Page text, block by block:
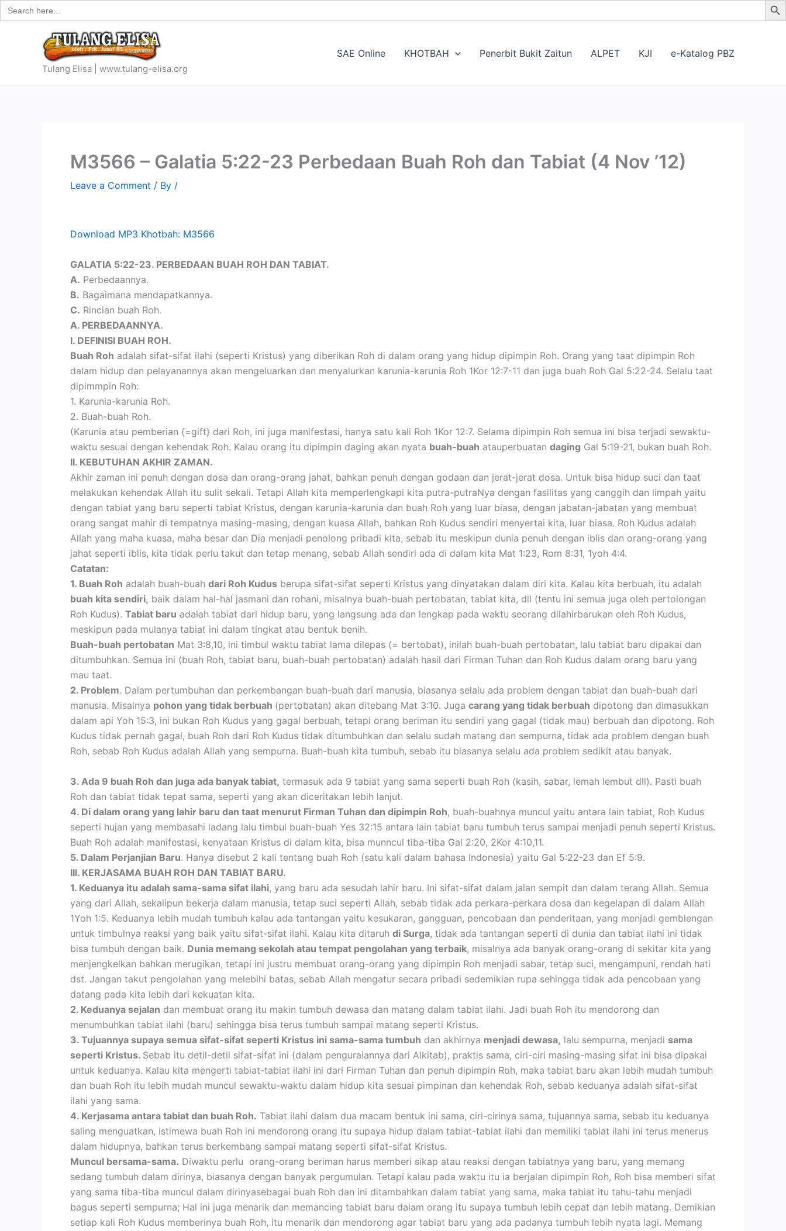
Search
for:
Skip
to
Tulang Elisa | www.tulang-elisa.org
SAE Online KHOTBAH Penerbit Bukit Zaitun ALPET KJI e-Katalog PBZ
M3566 – Galatia 5:22-23 Perbedaan Buah Roh dan Tabiat (4 Nov ’12)
Leave a Comment / By /
Download MP3 Khotbah: M3566
GALATIA 5:22-23. PERBEDAAN BUAH ROH DAN TABIAT.
A. Perbedaannya.
B. Bagaimana mendapatkannya.
C. Rincian buah Roh.
A. PERBEDAANNYA.
I. DEFINISI BUAH ROH.
Buah Roh adalah sifat-sifat ilahi (seperti Kristus) yang diberikan Roh di dalam orang yang hidup dipimpin Roh. Orang yang taat dipimpin Roh
dalam hidup dan pelayanannya akan mengeluarkan dan menyalurkan karunia-karunia Roh 1Kor 12:7-11 dan juga buah Roh Gal 5:22-24. Selalu taat
dipimmpin Roh:
1. Karunia-karunia Roh.
2. Buah-buah Roh.
(Karunia atau pemberian {=gift} dari Roh, ini juga manifestasi, hanya satu kali Roh 1Kor 12:7. Selama dipimpin Roh semua ini bisa terjadi sewaktu-
waktu sesuai dengan kehendak Roh. Kalau orang itu dipimpin daging akan nyata buah-buah atauperbuatan daging Gal 5:19-21, bukan buah Roh.
II. KEBUTUHAN AKHIR ZAMAN.
Akhir zaman ini penuh dengan dosa dan orang-orang jahat, bahkan penuh dengan godaan dan jerat-jerat dosa. Untuk bisa hidup suci dan taat
melakukan kehendak Allah itu sulit sekali. Tetapi Allah kita memperlengkapi kita putra-putraNya dengan fasilitas yang canggih dan limpah yaitu
dengan tabiat yang baru seperti tabiat Kristus, dengan karunia-karunia dan buah Roh yang luar biasa, dengan jabatan-jabatan yang membuat
orang sangat mahir di tempatnya masing-masing, dengan kuasa Allah, bahkan Roh Kudus sendiri menyertai kita, luar biasa. Roh Kudus adalah
Allah yang maha kuasa, maha besar dan Dia menjadi penolong pribadi kita, sebab itu meskipun dunia penuh dengan iblis dan orang-orang yang
jahat seperti iblis, kita tidak perlu takut dan tetap menang, sebab Allah sendiri ada di dalam kita Mat 1:23, Rom 8:31, 1yoh 4:4.
Catatan:
1. Buah Roh adalah buah-buah dari Roh Kudus berupa sifat-sifat seperti Kristus yang dinyatakan dalam diri kita. Kalau kita berbuah, itu adalah
buah kita sendiri, baik dalam hal-hal jasmani dan rohani, misalnya buah-buah pertobatan, tabiat kita, dll (tentu ini semua juga oleh pertolongan
Roh Kudus). Tabiat baru adalah tabiat dari hidup baru, yang langsung ada dan lengkap pada waktu seorang dilahirbarukan oleh Roh Kudus,
meskipun pada mulanya tabiat ini dalam tingkat atau bentuk benih.
Buah-buah pertobatan Mat 3:8,10, ini timbul waktu tabiat lama dilepas (= bertobat), inilah buah-buah pertobatan, lalu tabiat baru dipakai dan
ditumbuhkan. Semua ini (buah Roh, tabiat baru, buah-buah pertobatan) adalah hasil dari Firman Tuhan dan Roh Kudus dalam orang baru yang
mau taat.
2. Problem. Dalam pertumbuhan dan perkembangan buah-buah dari manusia, biasanya selalu ada problem dengan tabiat dan buah-buah dari
manusia. Misalnya pohon yang tidak berbuah (pertobatan) akan ditebang Mat 3:10. Juga carang yang tidak berbuah dipotong dan dimasukkan
dalam api Yoh 15:3, ini bukan Roh Kudus yang gagal berbuah, tetapi orang beriman itu sendiri yang gagal (tidak mau) berbuah dan dipotong. Roh
Kudus tidak pernah gagal, buah Roh dari Roh Kudus tidak ditumbuhkan dan selalu sudah matang dan sempurna, tidak ada problem dengan buah
Roh, sebab Roh Kudus adalah Allah yang sempurna. Buah-buah kita tumbuh, sebab itu biasanya selalu ada problem sedikit atau banyak.
3. Ada 9 buah Roh dan juga ada banyak tabiat, termasuk ada 9 tabiat yang sama seperti buah Roh (kasih, sabar, lemah lembut dll). Pasti buah
Roh dan tabiat tidak tepat sama, seperti yang akan diceritakan lebih lanjut.
4. Di dalam orang yang lahir baru dan taat menurut Firman Tuhan dan dipimpin Roh, buah-buahnya muncul yaitu antara lain tabiat, Roh Kudus
seperti hujan yang membasahi ladang lalu timbul buah-buah Yes 32:15 antara lain tabiat baru tumbuh terus sampai menjadi penuh seperti Kristus.
Buah Roh adalah manifestasi, kenyataan Kristus di dalam kita, bisa munncul tiba-tiba Gal 2:20, 2Kor 4:10,11.
5. Dalam Perjanjian Baru. Hanya disebut 2 kali tentang buah Roh (satu kali dalam bahasa Indonesia) yaitu Gal 5:22-23 dan Ef 5:9.
III. KERJASAMA BUAH ROH DAN TABIAT BARU.
1. Keduanya itu adalah sama-sama sifat ilahi, yang baru ada sesudah lahir baru. Ini sifat-sifat dalam jalan sempit dan dalam terang Allah. Semua
yang dari Allah, sekalipun bekerja dalam manusia, tetap suci seperti Allah, sebab tidak ada perkara-perkara dosa dan kegelapan di dalam Allah
1Yoh 1:5. Keduanya lebih mudah tumbuh kalau ada tantangan yaitu kesukaran, gangguan, pencobaan dan penderitaan, yang menjadi gemblengan
untuk timbulnya reaksi yang baik yaitu sifat-sifat ilahi. Kalau kita ditaruh di Surga, tidak ada tantangan seperti di dunia dan tabiat ilahi ini tidak
bisa tumbuh dengan baik. Dunia memang sekolah atau tempat pengolahan yang terbaik, misalnya ada banyak orang-orang di sekitar kita yang
menjengkelkan bahkan merugikan, tetapi ini justru membuat orang-orang yang dipimpin Roh menjadi sabar, tetap suci, mengampuni, rendah hati
dst. Jangan takut pengolahan yang melebihi batas, sebab Allah mengatur secara pribadi sedemikian rupa sehingga tidak ada pencobaan yang
datang pada kita lebih dari kekuatan kita.
2. Keduanya sejalan dan membuat orang itu makin tumbuh dewasa dan matang dalam tabiat ilahi. Jadi buah Roh itu mendorong dan
menumbuhkan tabiat ilahi (baru) sehingga bisa terus tumbuh sampai matang seperti Kristus.
3. Tujuannya supaya semua sifat-sifat seperti Kristus ini sama-sama tumbuh dan akhirnya menjadi dewasa, lalu sempurna, menjadi sama
seperti Kristus. Sebab itu detil-detil sifat-sifat ini (dalam penguraiannya dari Alkitab), praktis sama, ciri-ciri masing-masing sifat ini bisa dipakai
untuk keduanya. Kalau kita mengerti tabiat-tabiat ilahi ini dari Firman Tuhan dan penuh dipimpin Roh, maka tabiat baru akan lebih mudah tumbuh
dan buah Roh itu lebih mudah muncul sewaktu-waktu dalam hidup kita sesuai pimpinan dan kehendak Roh, sebab keduanya adalah sifat-sifat
ilahi yang sama.
4. Kerjasama antara tabiat dan buah Roh. Tabiat ilahi dalam dua macam bentuk ini sama, ciri-cirinya sama, tujuannya sama, sebab itu keduanya
saling menguatkan, istimewa buah Roh ini mendorong orang itu supaya hidup dalam tabiat-tabiat ilahi dan memiliki tabiat ilahi ini terus menerus
dalam hidupnya, bahkan terus berkembang sampai matang seperti sifat-sifat Kristus.
Muncul bersama-sama. Diwaktu perlu orang-orang beriman harus memberi sikap atau reaksi dengan tabiatnya yang baru, yang memang
sedang tumbuh dalam dirinya, biasanya dengan banyak pergumulan. Tetapi kalau pada waktu itu ia berjalan dipimpin Roh, Roh bisa memberi sifat
yang sama tiba-tiba muncul dalam dirinyasebagai buah Roh dan ini ditambahkan dalam tabiat yang sama, maka tabiat itu tahu-tahu menjadi
bagus seperti sempurna; Hal ini juga menarik dan memancing tabiat baru dalam orang itu supaya tumbuh lebih cepat dan lebih matang. Demikian
setiap kali Roh Kudus memberinya buah Roh, itu menarik dan mendorong agar tabiat baru yang ada padanya tumbuh lebih nyata lagi. Memang